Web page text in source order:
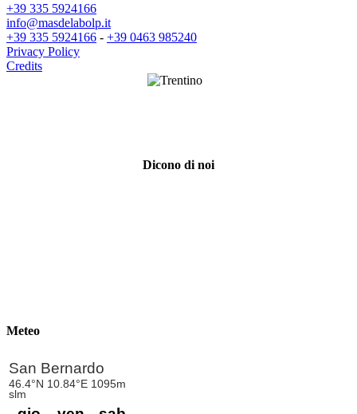
+39 335 5924166
info@masdelabolp.it
+39 335 5924166 - +39 0463 985240
Privacy Policy
Credits
Dicono di noi
Meteo